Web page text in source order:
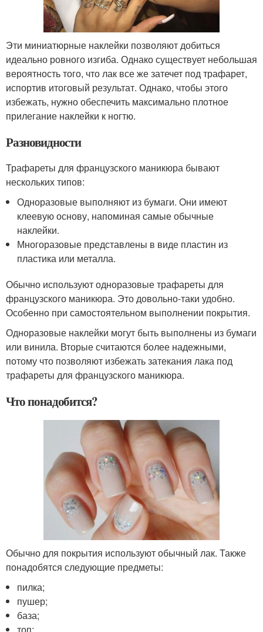
Эти миниатюрные наклейки позволяют добиться
идеально ровного изгиба. Однако существует небольшая
вероятность того, что лак все же затечет под трафарет,
испортив итоговый результат. Однако, чтобы этого
избежать, нужно обеспечить максимально плотное
прилегание наклейки к ногтю.
Разновидности
Трафареты для французского маникюра бывают
нескольких типов:
Одноразовые выполняют из бумаги. Они имеют
клеевую основу, напоминая самые обычные
наклейки.
Многоразовые представлены в виде пластин из
пластика или металла.
Обычно используют одноразовые трафареты для
французского маникюра. Это довольно-таки удобно.
Особенно при самостоятельном выполнении покрытия.
Одноразовые наклейки могут быть выполнены из бумаги
или винила. Вторые считаются более надежными,
потому что позволяют избежать затекания лака под
трафареты для французского маникюра.
Что понадобится?
Обычно для покрытия используют обычный лак. Также
понадобятся следующие предметы:
пилка;
пушер;
база;
топ;